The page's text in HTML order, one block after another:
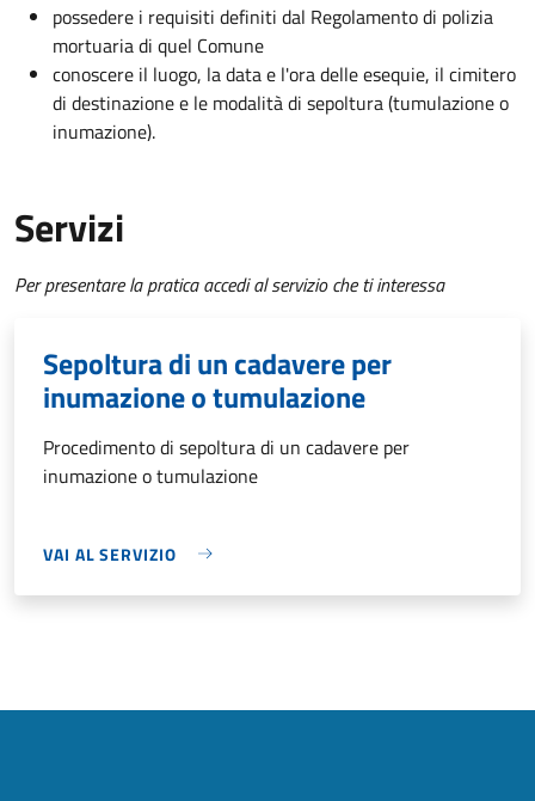
possedere i requisiti definiti dal Regolamento di polizia
mortuaria di quel Comune
conoscere il luogo, la data e l'ora delle esequie, il cimitero
di destinazione e le modalità di sepoltura (tumulazione o
inumazione).
Servizi
Per presentare la pratica accedi al servizio che ti interessa
Sepoltura di un cadavere per
inumazione o tumulazione
Procedimento di sepoltura di un cadavere per
inumazione o tumulazione
VAI AL SERVIZIO